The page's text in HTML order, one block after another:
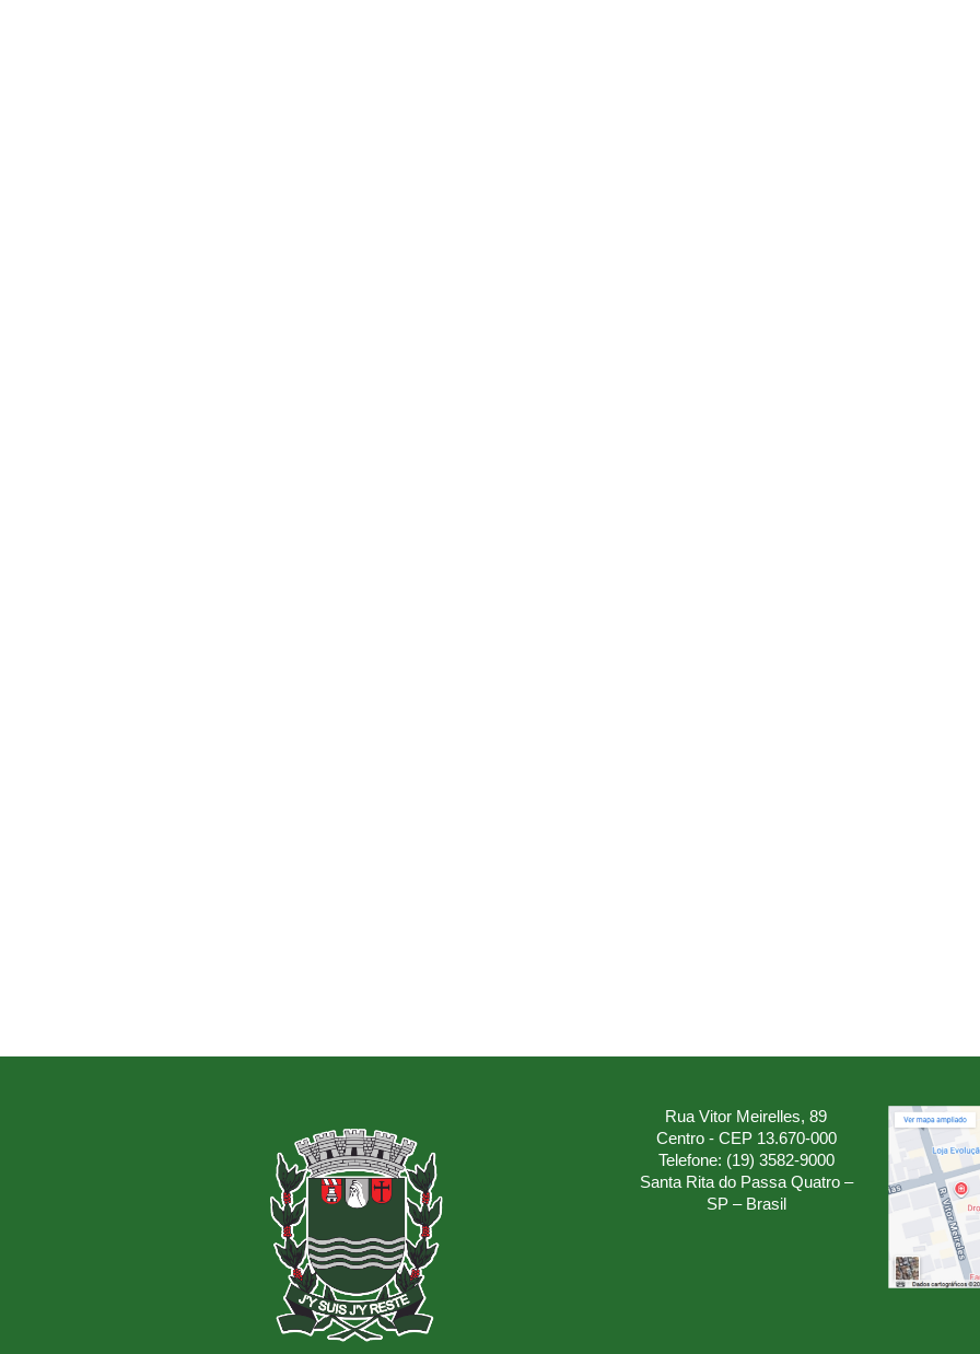
Rua Vitor Meirelles, 89
Centro - CEP 13.670-000
Telefone: (19) 3582-9000
Santa Rita do Passa Quatro –
SP – Brasil